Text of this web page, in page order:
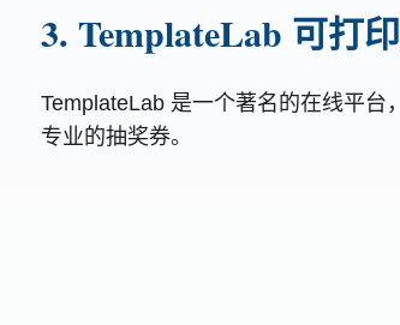
3. TemplateLab 可打
TemplateLab 是一个著名的在线平台
专业的抽奖券。